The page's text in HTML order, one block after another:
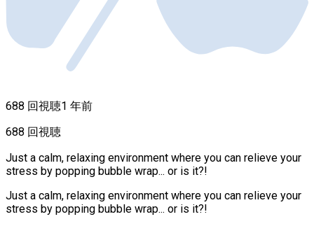
688 回視聴1 年前
688 回視聴
Just a calm, relaxing environment where you can relieve your
stress by popping bubble wrap... or is it?!
Just a calm, relaxing environment where you can relieve your
stress by popping bubble wrap... or is it?!